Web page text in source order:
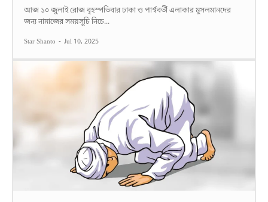
আজ ১০ জুলাই রোজ বৃহস্পতিবার ঢাকা ও পার্শ্ববর্তী এলাকার মুসলমানদের
জন্য নামাজের সময়সূচি নিচে...
Star Shanto - Jul 10, 2025